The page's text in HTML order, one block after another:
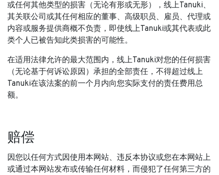
或任何其他类型的损害（无论有形或无形），线上Tanuki、
其关联公司或其任何相应的董事、高级职员、雇员、代理或
内容或服务提供商概不负责，即使线上Tanuki或其代表或此
类个人已被告知此类损害的可能性。
在适用法律允许的最大范围内，线上Tanuki对您的任何损害
（无论基于何诉讼原因）承担的全部责任，不得超过线上
Tanuki在该法案的前一个月内向您实际支付的责任费用总
额。
赔偿
因您以任何方式因使用本网站、违反本协议或您在本网站上
或通过本网站发布或传输任何材料，而侵犯了任何第三方的